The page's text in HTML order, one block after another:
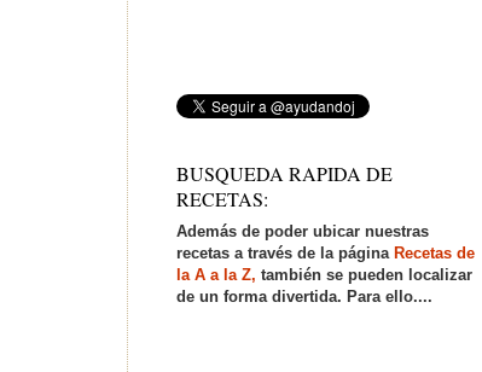
BUSQUEDA RAPIDA DE
RECETAS:
Además de poder ubicar nuestras
recetas a través de la páginaRecetas de
la A a la Z, también se pueden localizar
de un forma divertida. Para ello....